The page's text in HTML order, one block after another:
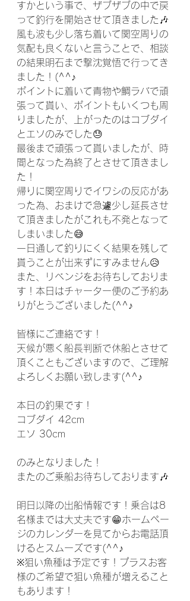
すかという事で、ザブザブの中で戻
って釣行を開始させて頂きました🎶
風も波も少し落ち着いて関空周りの
気配も良くないと言うことで、相談
の結果明石まで撃沈覚悟で行ってき
ました！(^^♪
ポイントに着いて青物や鯛ラバで頑
張って貰い、ポイントもいくつも周
りましたが、上がったのはコブダイ
とエソのみでした😓
最後まで頑張って貰いましたが、時
間となった為終了とさせて頂きまし
た！
帰りに関空周りでイワシの反応があ
った為、おまけで急遽少し延長させ
て頂きましたがこれも不発となって
しまいました😅
一日通して釣りにくく結果を残して
貰うことが出来ずにすみません😥
また、リベンジをお待ちしておりま
す！本日はチャーター便のご予約あ
りがとうございました(^^♪
皆様にご連絡です！
天候が悪く船長判断で休船とさせて
頂くこともございますので、ご理解
よろしくお願い致します(^^♪
本日の釣果です！
コブダイ 42cm
エソ 30cm
のみとなりました！
またのご乗船お待ちしております🎶
明日以降の出船情報です！乗合は8
名様までは大丈夫です😁ホームペー
ジのカレンダーを見てからお電話頂
けるとスムーズです(^^♪
※狙い魚種は予定です！プラスお客
様のご希望で狙い魚種が増えること
もあります！